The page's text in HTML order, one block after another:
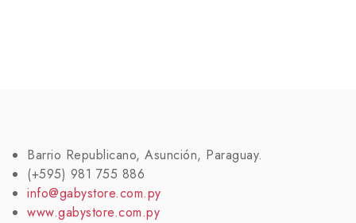
Barrio Republicano, Asunción, Paraguay.
(+595) 981 755 886
info@gabystore.com.py
www.gabystore.com.py